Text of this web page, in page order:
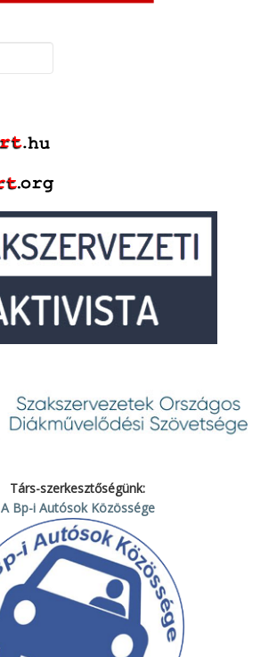
Társ-szerkesztőségünk:
A Bp-i Autósok Közössége